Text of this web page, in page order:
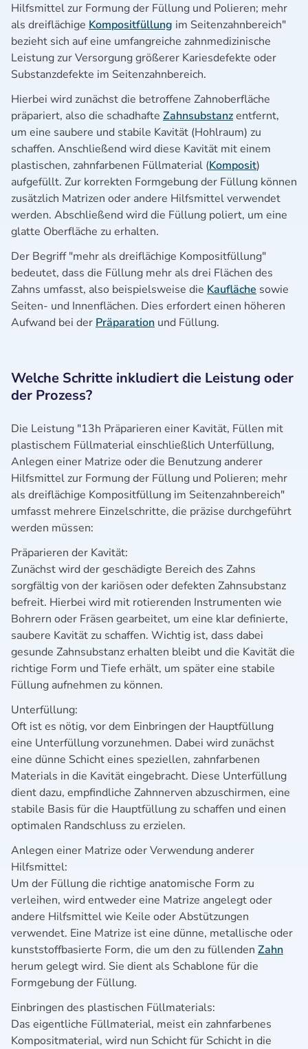
Hilfsmittel zur Formung der Füllung und Polieren; mehr
als dreiflächige Kompositfüllung im Seitenzahnbereich"
bezieht sich auf eine umfangreiche zahnmedizinische
Leistung zur Versorgung größerer Kariesdefekte oder
Substanzdefekte im Seitenzahnbereich.
Hierbei wird zunächst die betroffene Zahnoberfläche
präpariert, also die schadhafte Zahnsubstanzentfernt,
um eine saubere und stabile Kavität (Hohlraum) zu
schaffen. Anschließend wird diese Kavität mit einem
plastischen, zahnfarbenen Füllmaterial (Komposit)
aufgefüllt. Zur korrekten Formgebung der Füllung können
zusätzlich Matrizen oder andere Hilfsmittel verwendet
werden. Abschließend wird die Füllung poliert, um eine
glatte Oberfläche zu erhalten.
Der Begriff "mehr als dreiflächige Kompositfüllung"
bedeutet, dass die Füllung mehr als drei Flächen des
Zahns umfasst, also beispielsweise die Kaufläche sowie
Seiten- und Innenflächen. Dies erfordert einen höheren
Aufwand bei der Präparation und Füllung.
Welche Schritte inkludiert die Leistung oder
der Prozess?
Die Leistung "13h Präparieren einer Kavität, Füllen mit
plastischem Füllmaterial einschließlich Unterfüllung,
Anlegen einer Matrize oder die Benutzung anderer
Hilfsmittel zur Formung der Füllung und Polieren; mehr
als dreiflächige Kompositfüllung im Seitenzahnbereich"
umfasst mehrere Einzelschritte, die präzise durchgeführt
werden müssen:
Präparieren der Kavität:
Zunächst wird der geschädigte Bereich des Zahns
sorgfältig von der kariösen oder defekten Zahnsubstanz
befreit. Hierbei wird mit rotierenden Instrumenten wie
Bohrern oder Fräsen gearbeitet, um eine klar definierte,
saubere Kavität zu schaffen. Wichtig ist, dass dabei
gesunde Zahnsubstanz erhalten bleibt und die Kavität die
richtige Form und Tiefe erhält, um später eine stabile
Füllung aufnehmen zu können.
Unterfüllung:
Oft ist es nötig, vor dem Einbringen der Hauptfüllung
eine Unterfüllung vorzunehmen. Dabei wird zunächst
eine dünne Schicht eines speziellen, zahnfarbenen
Materials in die Kavität eingebracht. Diese Unterfüllung
dient dazu, empfindliche Zahnnerven abzuschirmen, eine
stabile Basis für die Hauptfüllung zu schaffen und einen
optimalen Randschluss zu erzielen.
Anlegen einer Matrize oder Verwendung anderer
Hilfsmittel:
Um der Füllung die richtige anatomische Form zu
verleihen, wird entweder eine Matrize angelegt oder
andere Hilfsmittel wie Keile oder Abstützungen
verwendet. Eine Matrize ist eine dünne, metallische oder
kunststoffbasierte Form, die um den zu füllenden Zahn
herum gelegt wird. Sie dient als Schablone für die
Formgebung der Füllung.
Einbringen des plastischen Füllmaterials:
Das eigentliche Füllmaterial, meist ein zahnfarbenes
Kompositmaterial, wird nun Schicht für Schicht in die